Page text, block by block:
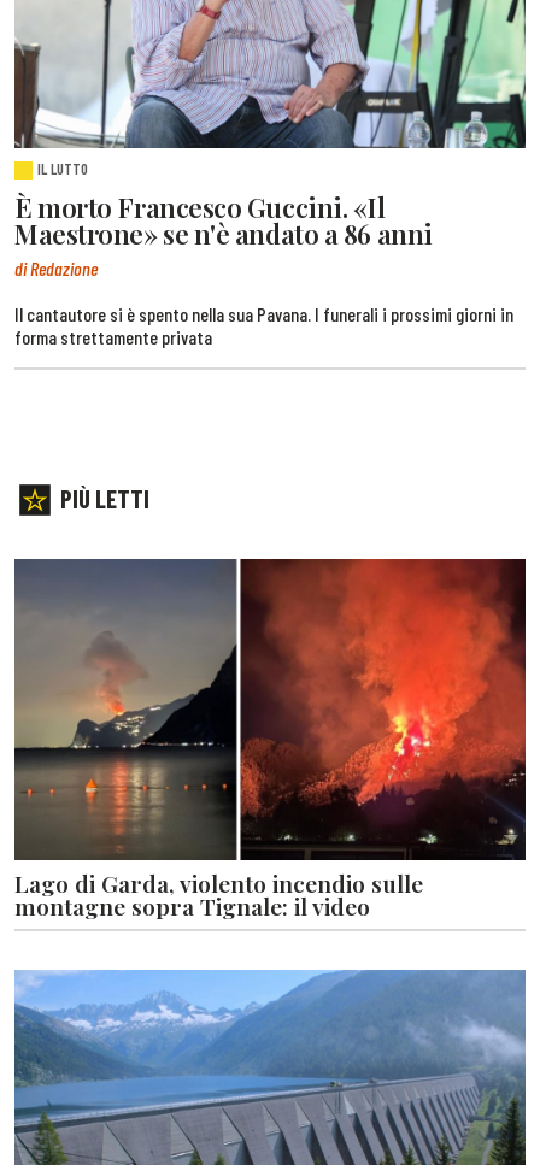
IL LUTTO
È morto Francesco Guccini. «Il
Maestrone» se n'è andato a 86 anni
di Redazione
Il cantautore si è spento nella sua Pavana. I funerali i prossimi giorni in
forma strettamente privata
PIÙ LETTI
Lago di Garda, violento incendio sulle
montagne sopra Tignale: il video